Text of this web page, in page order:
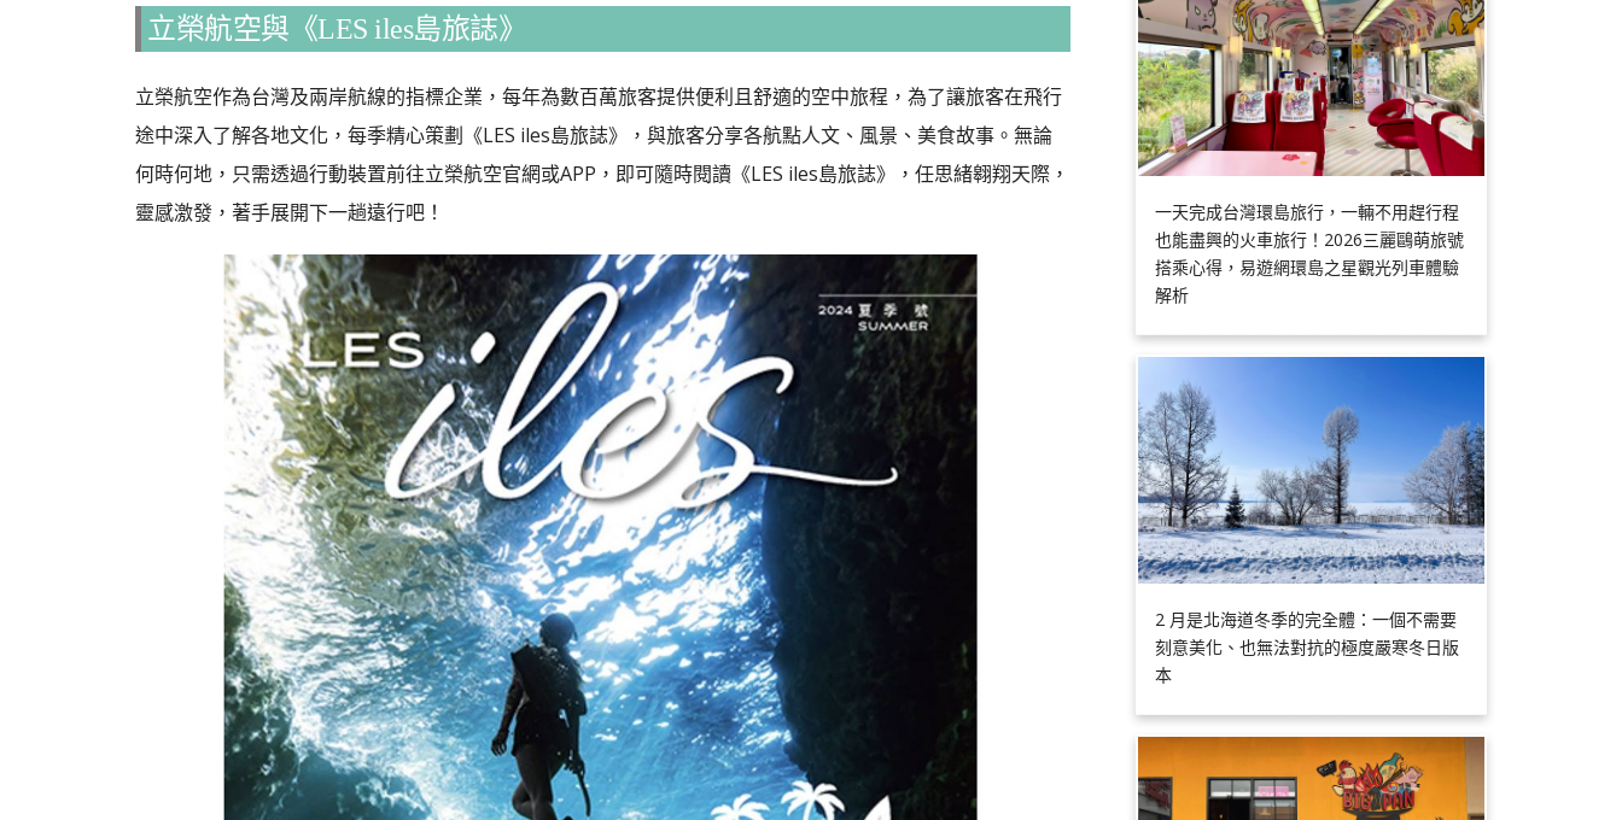
立榮航空與《LES iles島旅誌》
立榮航空作為台灣及兩岸航線的指標企業，每年為數百萬旅客提供便利且舒適的空中旅程，為了讓旅客在飛行
途中深入了解各地文化，每季精心策劃《LES iles島旅誌》，與旅客分享各航點人文、風景、美食故事。 無論
何時何地，只需透過行動裝置前往立榮航空官網或APP，即可隨時閱讀《LES iles島旅誌》，任思緒翱翔天際，
靈感激發，著手展開下一趟遠行吧！
一天完成台灣環島旅行，一輛不用趕行程
也能盡興的火車旅行！2026三麗鷗萌旅號
搭乘心得，易遊網環島之星觀光列車體驗
解析
2 月是北海道冬季的完全體：一個不需要
刻意美化、也無法對抗的極度嚴寒冬日版
本